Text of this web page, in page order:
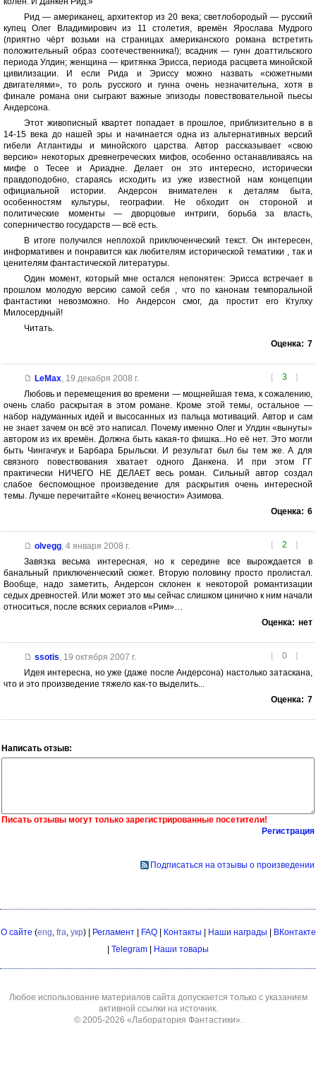
Рид — американец, архитектор из 20 века; светлобородый — русский
купец Олег Владимирович из 11 столетия, времён Ярослава Мудрого
(приятно чёрт возьми на страницах американского романа встретить
положительный образ соотечественника!); всадник — гунн доаттильского
периода Улдин; женщина — критянка Эрисса, периода расцвета минойской
цивилизации. И если Рида и Эриссу можно назвать «сюжетными
двигателями», то роль русского и гунна очень незначительна, хотя в
финале романа они сыграют важные эпизоды повествовательной пьесы
Андерсона.
Этот живописный квартет попадает в прошлое, приблизительно в в
14-15 века до нашей эры и начинается одна из альтернативных версий
гибели Атлантиды и минойского царства. Автор рассказывает «свою
версию» некоторых древнегреческих мифов, особенно останавливаясь на
мифе о Тесее и Ариадне. Делает он это интересно, исторически
правдоподобно, стараясь исходить из уже известной нам концепции
официальной истории. Андерсон внимателен к деталям быта,
особенностям культуры, географии. Не обходит он стороной и
политические моменты — дворцовые интриги, борьба за власть,
соперничество государств — всё есть.
В итоге получился неплохой приключенческий текст. Он интересен,
информативен и понравится как любителям исторической тематики , так и
ценителям фантастической литературы.
Один момент, который мне остался непонятен: Эрисса встречает в
прошлом молодую версию самой себя , что по канонам темпоральной
фантастики невозможно. Но Андерсон смог, да простит его Ктулху
Милосердный!
Читать.
Оценка: 7
[ 3 ]
LeMax, 19 декабря 2008 г.
Любовь и перемещения во времени — мощнейшая тема, к сожалению,
очень слабо раскрытая в этом романе. Кроме этой темы, остальное —
набор надуманных идей и высосанных из пальца мотиваций. Автор и сам
не знает зачем он всё это написал. Почему именно Олег и Улдин «вынуты»
автором из их времён. Должна быть какая-то фишка...Но её нет. Это могли
быть Чингачгук и Барбара Брыльски. И результат был бы тем же. А для
связного повествования хватает одного Данкена. И при этом ГГ
практически НИЧЕГО НЕ ДЕЛАЕТ весь роман. Сильный автор создал
слабое беспомощное произведение для раскрытия очень интересной
темы. Лучше перечитайте «Конец вечности» Азимова.
Оценка: 6
[ 2 ]
olvegg, 4 января 2008 г.
Завязка весьма интересная, но к середине все вырождается в
банальный приключенческий сюжет. Вторую половину просто пролистал.
Вообще, надо заметить, Андерсон склонен к некоторой романтизации
седых древностей. Или может это мы сейчас слишком цинично к ним начали
относиться, после всяких сериалов «Рим»…
Оценка: нет
[ 0 ]
ssotis, 19 октября 2007 г.
Идея интересна, но уже (даже после Андерсона) настолько затаскана,
что и это произведение тяжело как-то выделить...
Оценка: 7
Написать отзыв:
Писать отзывы могут только зарегистрированные посетители!
Регистрация
Подписаться на отзывы о произведении
О сайте (eng, fra, укр) | Регламент| FAQ| Контакты Наши награды
ВКонтакте
Telegram Наши товары
Любое использование материалов сайта допускается только с указанием
активной ссылки на источник.
© 2005-2026 «Лаборатория Фантастики».